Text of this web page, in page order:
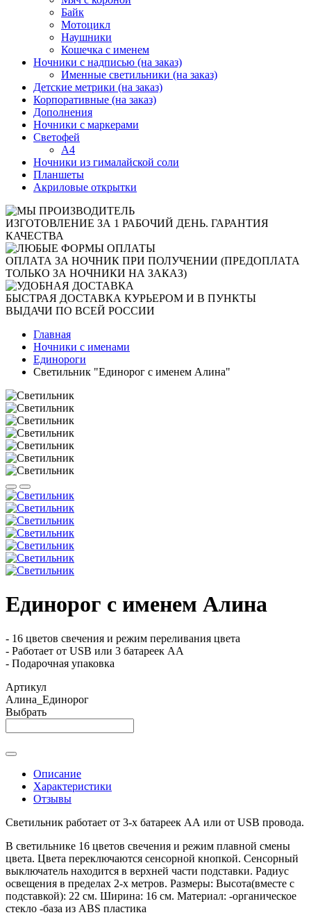
Байк
Мотоцикл
Наушники
Кошечка с именем
Ночники с надписью (на заказ)
Именные светильники (на заказ)
Детские метрики (на заказ)
Корпоративные (на заказ)
Дополнения
Ночники с маркерами
Светофей
А4
Ночники из гималайской соли
Планшеты
Акриловые открытки
ИЗГОТОВЛЕНИЕ ЗА 1 РАБОЧИЙ ДЕНЬ. ГАРАНТИЯ
КАЧЕСТВА
ОПЛАТА ЗА НОЧНИК ПРИ ПОЛУЧЕНИИ (ПРЕДОПЛАТА
ТОЛЬКО ЗА НОЧНИКИ НА ЗАКАЗ)
БЫСТРАЯ ДОСТАВКА КУРЬЕРОМ И В ПУНКТЫ
ВЫДАЧИ ПО ВСЕЙ РОССИИ
Главная
Ночники с именами
Единороги
Светильник "Единорог с именем Алина"
Единорог с именем Алина
- 16 цветов свечения и режим переливания цвета
- Работает от USB или 3 батареек АА
- Подарочная упаковка
Артикул
Алина_Единорог
Выбрать
Описание
Характеристики
Отзывы
Светильник работает от 3-х батареек АА или от USB провода.
В светильнике 16 цветов свечения и режим плавной смены
цвета. Цвета переключаются сенсорной кнопкой. Сенсорный
выключатель находится в верхней части подставки. Радиус
освещения в пределах 2-х метров. Размеры: Высота(вместе с
подставкой): 22 см. Ширина: 16 см. Материал: -органическое
стекло -база из ABS пластика